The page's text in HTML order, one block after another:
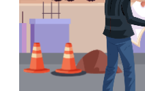
ACORDOS, CONVENÇÕES E